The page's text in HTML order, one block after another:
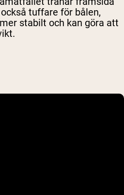
tuffare för bålen,
stabilt och kan göra att
Language: